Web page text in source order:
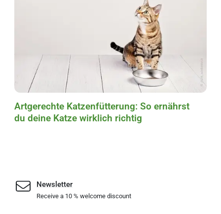
Artgerechte Katzenfütterung: So ernährst
du deine Katze wirklich richtig
Newsletter
Receive a 10 % welcome discount